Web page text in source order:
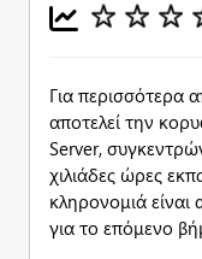
Για περισσότερα
αποτελεί την
Server,
χιλιάδες ώρες
κληρονομιά είναι
για το επόμενο